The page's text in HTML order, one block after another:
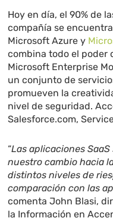
Hoy en día, el 90% de
compañía se
Microsoft Azure y
combina todo el poder
Microsoft Enterprise
un conjunto de
promueven la
nivel de seguridad.
Salesforce.com,
“Las aplicaciones
nuestro cambio hacia
distintos niveles de
comparación con las
comenta John Blasi,
la Información en